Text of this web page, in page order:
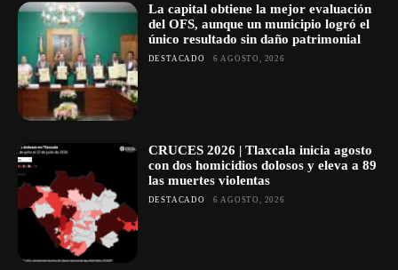
La capital obtiene la mejor evaluación
del OFS, aunque un municipio logró el
único resultado sin daño patrimonial
DESTACADO 6 AGOSTO, 2026
CRUCES 2026 | Tlaxcala inicia agosto
con dos homicidios dolosos y eleva a 89
las muertes violentas
DESTACADO 6 AGOSTO, 2026